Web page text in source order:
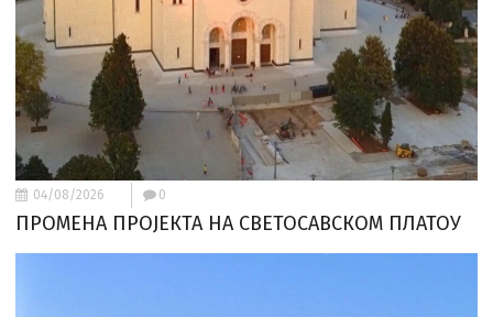
04/08/2026 0
ПРОМЕНА ПРОЈЕКТА НА СВЕТОСАВСКОМ ПЛАТОУ